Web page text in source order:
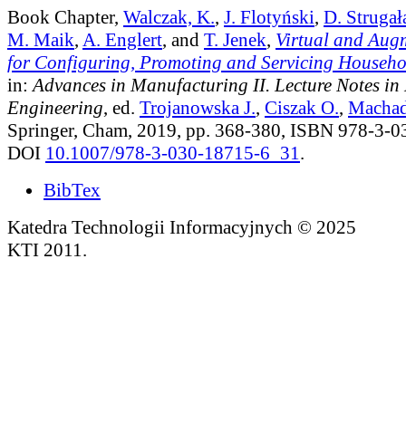
Book Chapter, Walczak, K., J. Flotyński, D.
M. Maik, A. Englert, and T. Jenek, Virtual and
for Configuring, Promoting and Servicing
in: Advances in Manufacturing II. Lecture Notes
Engineering, ed. Trojanowska J., Ciszak O.,
Springer, Cham, 2019, pp. 368-380, ISBN 978-3-
DOI 10.1007/978-3-030-18715-6_31 .
BibTex
Katedra Technologii Informacyjnych © 2025
KTI 2011.